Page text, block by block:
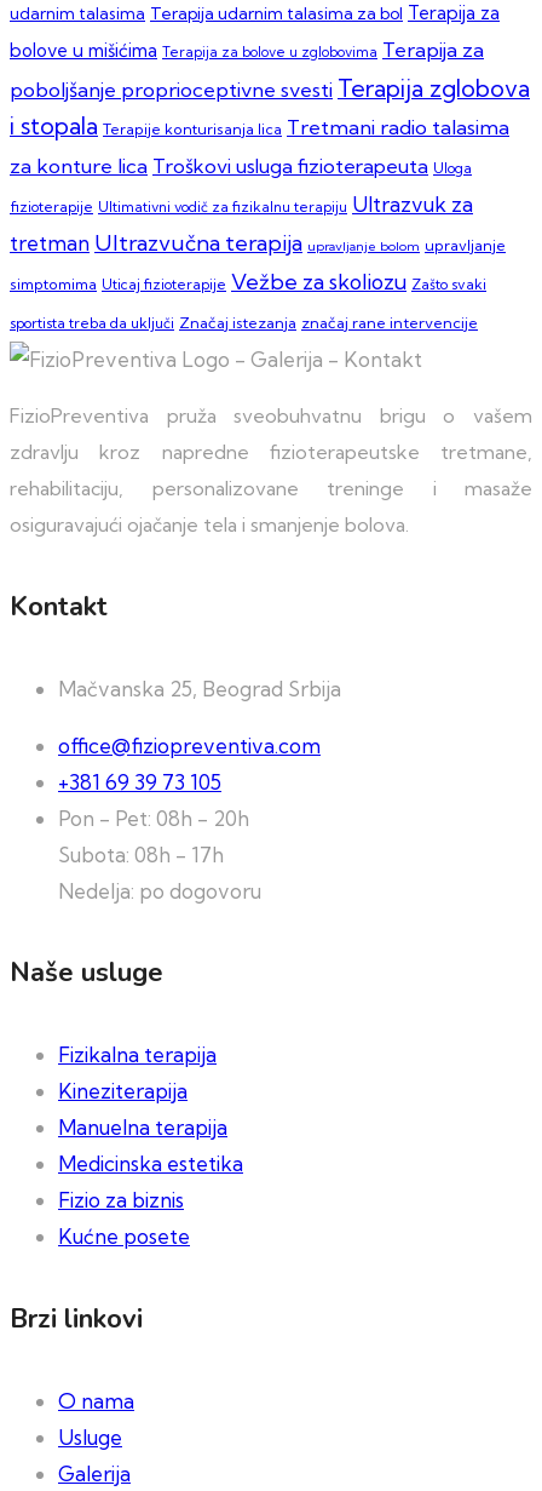
udarnim talasima Terapija udarnim talasima za bol Terapija za
bolove u mišićima Terapija za bolove u zglobovima Terapija za
poboljšanje proprioceptivne svesti Terapija zglobova
i stopala Terapije konturisanja lica Tretmani radio talasima
za konture lica Troškovi usluga fizioterapeuta Uloga
fizioterapije Ultimativni vodič za fizikalnu terapiju Ultrazvuk za
tretman Ultrazvučna terapija upravljanje bolom upravljanje
simptomima Uticaj fizioterapije Vežbe za skoliozu Zašto svaki
sportista treba da uključi Značaj istezanja značaj rane intervencije
FizioPreventiva pruža sveobuhvatnu brigu o vašem
zdravlju kroz napredne fizioterapeutske tretmane,
rehabilitaciju, personalizovane treninge i masaže
osiguravajući ojačanje tela i smanjenje bolova.
Kontakt
Mačvanska 25, Beograd Srbija
office@fiziopreventiva.com
+381 69 39 73 105
Pon - Pet: 08h - 20h
Subota: 08h - 17h
Nedelja: po dogovoru
Naše usluge
Fizikalna terapija
Kineziterapija
Manuelna terapija
Medicinska estetika
Fizio za biznis
Kućne posete
Brzi linkovi
O nama
Usluge
Galerija